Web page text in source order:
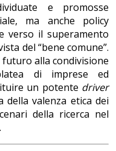
e promosse
ma anche policy
verso il superamento
del “bene comune”.
futuro alla condivisione
di imprese ed
un potente driver
della valenza etica dei
della ricerca nel